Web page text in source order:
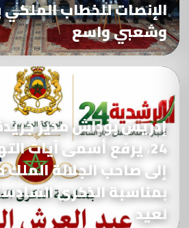
الإنصات للخطاب
وشعبي واسع
إدريس بوداش مدير
24، يرفع أسمى آيات
إلى صاحب الجلالة
بمناسبة الذكرى
لعيد